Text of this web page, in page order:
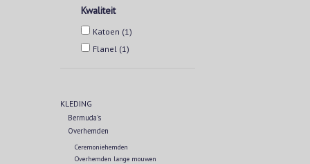
Kwaliteit
Katoen (1)
Flanel (1)
KLEDING
Bermuda's
Overhemden
Ceremoniehemden
Overhemden lange mouwen